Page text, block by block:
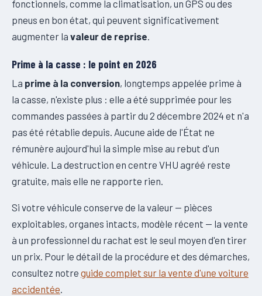
fonctionnels, comme la climatisation, un GPS ou des
pneus en bon état, qui peuvent significativement
augmenter la valeur de reprise
Prime à la casse : le point en 2026
La prime à la conversion, longtemps appelée prime à
la casse, n'existe plus : elle a été supprimée pour les
commandes passées à partir du 2 décembre 2024 et n'a
pas été rétablie depuis. Aucune aide de l'État ne
rémunère aujourd'hui la simple mise au rebut d'un
véhicule. La destruction en centre VHU agréé reste
gratuite, mais elle ne rapporte rien.
Si votre véhicule conserve de la valeur — pièces
exploitables, organes intacts, modèle récent — la vente
à un professionnel du rachat est le seul moyen d'en tirer
un prix. Pour le détail de la procédure et des démarches,
consultez notre guide complet sur la vente d'une voiture
accidentée.